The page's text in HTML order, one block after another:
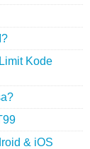
Kode
& iOS